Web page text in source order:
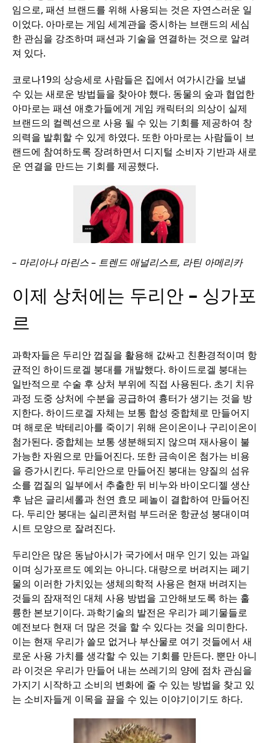
임으로, 패션 브랜드를 위해 사용되는 것은 자연스러운 일
이었다. 아마로는 게임 세계관을 중시하는 브랜드의 세심
한 관심을 강조하며 패션과 기술을 연결하는 것으로 알려
져 있다.
코로나19의 상승세로 사람들은 집에서 여가시간을 보낼
수 있는 새로운 방법들을 찾아야 했다. 동물의 숲과 협업한
아마로는 패션 애호가들에게 게임 캐릭터의 의상이 실제
브랜드의 컬렉션으로 사용 될 수 있는 기회를 제공하여 창
의력을 발휘할 수 있게 하였다. 또한 아마로는 사람들이 브
랜드에 참여하도록 장려하면서 디지털 소비자 기반과 새로
운 연결을 만드는 기회를 제공했다.
– 마리아나 마린스 – 트렌드 애널리스트, 라틴 아메리카
이제 상처에는 두리안 – 싱가포
르
과학자들은 두리안 껍질을 활용해 값싸고 친환경적이며 항
균적인 하이드로겔 붕대를 개발했다. 하이드로겔 붕대는
일반적으로 수술 후 상처 부위에 직접 사용된다. 초기 치유
과정 도중 상처에 수분을 공급하여 흉터가 생기는 것을 방
지한다. 하이드로겔 자체는 보통 합성 중합체로 만들어지
며 해로운 박테리아를 죽이기 위해 은이온이나 구리이온이
첨가된다. 중합체는 보통 생분해되지 않으며 재사용이 불
가능한 자원으로 만들어진다. 또한 금속이온 첨가는 비용
을 증가시킨다. 두리안으로 만들어진 붕대는 양질의 섬유
소를 껍질의 일부에서 추출한 뒤 비누와 바이오디젤 생산
후 남은 글리세롤과 천연 효모 페놀이 결합하여 만들어진
다. 두리안 붕대는 실리콘처럼 부드러운 항균성 붕대이며
시트 모양으로 잘려진다.
두리안은 많은 동남아시가 국가에서 매우 인기 있는 과일
이며 싱가포르도 예외는 아니다. 대량으로 버려지는 폐기
물의 이러한 가치있는 생체의학적 사용은 현재 버려지는
것들의 잠재적인 대체 사용 방법을 고안해보도록 하는 훌
륭한 본보기이다. 과학기술의 발전은 우리가 폐기물들로
예전보다 현재 더 많은 것을 할 수 있다는 것을 의미한다.
이는 현재 우리가 쓸모 없거나 부산물로 여기 것들에서 새
로운 사용 가치를 생각할 수 있는 기회를 만든다. 뿐만 아니
라 이것은 우리가 만들어 내는 쓰레기의 양에 점차 관심을
가지기 시작하고 소비의 변화에 줄 수 있는 방법을 찾고 있
는 소비자들게 이목을 끌을 수 있는 이야기이기도 하다.